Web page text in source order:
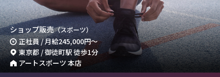
ショップ販売（スポーツ）
正社員 / 月給245,000円～
東京都 / 御徒町駅 徒歩1分
アートスポーツ 本店